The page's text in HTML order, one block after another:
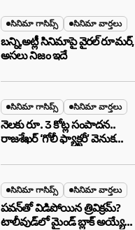
సినిమా గాసిప్స్ సినిమా వార్తలు
బన్ని,అట్లీ సినిమాపై వైరల్ రూమర్,
అసలు నిజం ఇదే
సినిమా గాసిప్స్ సినిమా వార్తలు
నెలకు రూ. 3 కోట్ల సంపాదన..
రాజశేఖర్ ‘గోలీ ఫ్యాక్టరీ’ వెనుక
సినిమా గాసిప్స్ సినిమా వార్తలు
పవన్‌తో విడిపోయిన త్రివిక్రమ్?
టాలీవుడ్‌లో మైండ్ బ్లాక్ అయ్యే